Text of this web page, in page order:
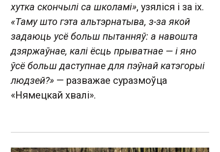
хутка скончылі са школамі», узяліся і за іх.
«Таму што гэта альтэрнатыва, з-за якой
задаюць усё больш пытанняў: а навошта
дзяржаўнае, калі ёсць прыватнае — і яно
ўсё больш даступнае для пэўнай катэгорыі
людзей?» — разважае суразмоўца
«Нямецкай хвалі».